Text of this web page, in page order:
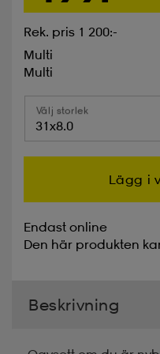
Rek. pris 1 200:-
Multi
Multi
Välj storlek
31x8.0
Lägg i
Endast online
Den här produkten
Beskrivning